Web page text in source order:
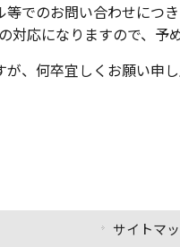
でのお問い合わせにつき
対応になりますので、予
、何卒宜しくお願い申し
サイトマ